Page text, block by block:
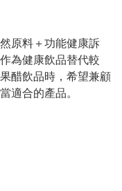
原料＋功能健康訴
為健康飲品替代較
醋飲品時，希望兼顧
適合的產品。